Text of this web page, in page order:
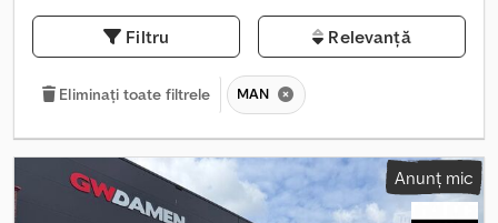
Filtru Relevanță
Eliminați toate filtrele MAN
Anunț mic